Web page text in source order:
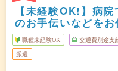
【未経験OK!】病
のお手伝いなどをお
職種未経験OK 交通費別途支
派遣